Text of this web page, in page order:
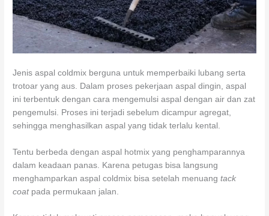
Jenis aspal coldmix berguna untuk memperbaiki lubang serta
trotoar yang aus. Dalam proses pekerjaan aspal dingin, aspal
ini terbentuk dengan cara mengemulsi aspal dengan air dan zat
pengemulsi. Proses ini terjadi sebelum dicampur agregat,
sehingga menghasilkan aspal yang tidak terlalu kental.
Tentu berbeda dengan aspal hotmix yang penghamparannya
dalam keadaan panas. Karena petugas bisa langsung
menghamparkan aspal coldmix bisa setelah menuangtack
coatpada permukaan jalan.